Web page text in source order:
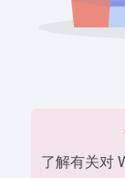
了解有关对